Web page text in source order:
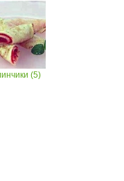
(5)